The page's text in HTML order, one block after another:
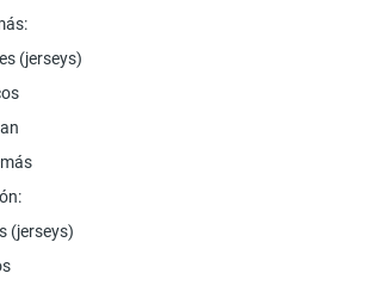
(jerseys)
(jerseys)